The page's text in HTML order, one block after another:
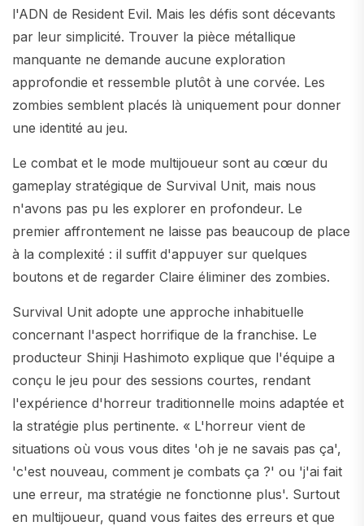
l'ADN de Resident Evil. Mais les défis sont décevants
par leur simplicité. Trouver la pièce métallique
manquante ne demande aucune exploration
approfondie et ressemble plutôt à une corvée. Les
zombies semblent placés là uniquement pour donner
une identité au jeu.
Le combat et le mode multijoueur sont au cœur du
gameplay stratégique de Survival Unit, mais nous
n'avons pas pu les explorer en profondeur. Le
premier affrontement ne laisse pas beaucoup de place
à la complexité : il suffit d'appuyer sur quelques
boutons et de regarder Claire éliminer des zombies.
Survival Unit adopte une approche inhabituelle
concernant l'aspect horrifique de la franchise. Le
producteur Shinji Hashimoto explique que l'équipe a
conçu le jeu pour des sessions courtes, rendant
l'expérience d'horreur traditionnelle moins adaptée et
la stratégie plus pertinente. « L'horreur vient de
situations où vous vous dites 'oh je ne savais pas ça',
'c'est nouveau, comment je combats ça ?' ou 'j'ai fait
une erreur, ma stratégie ne fonctionne plus'. Surtout
en multijoueur, quand vous faites des erreurs et que